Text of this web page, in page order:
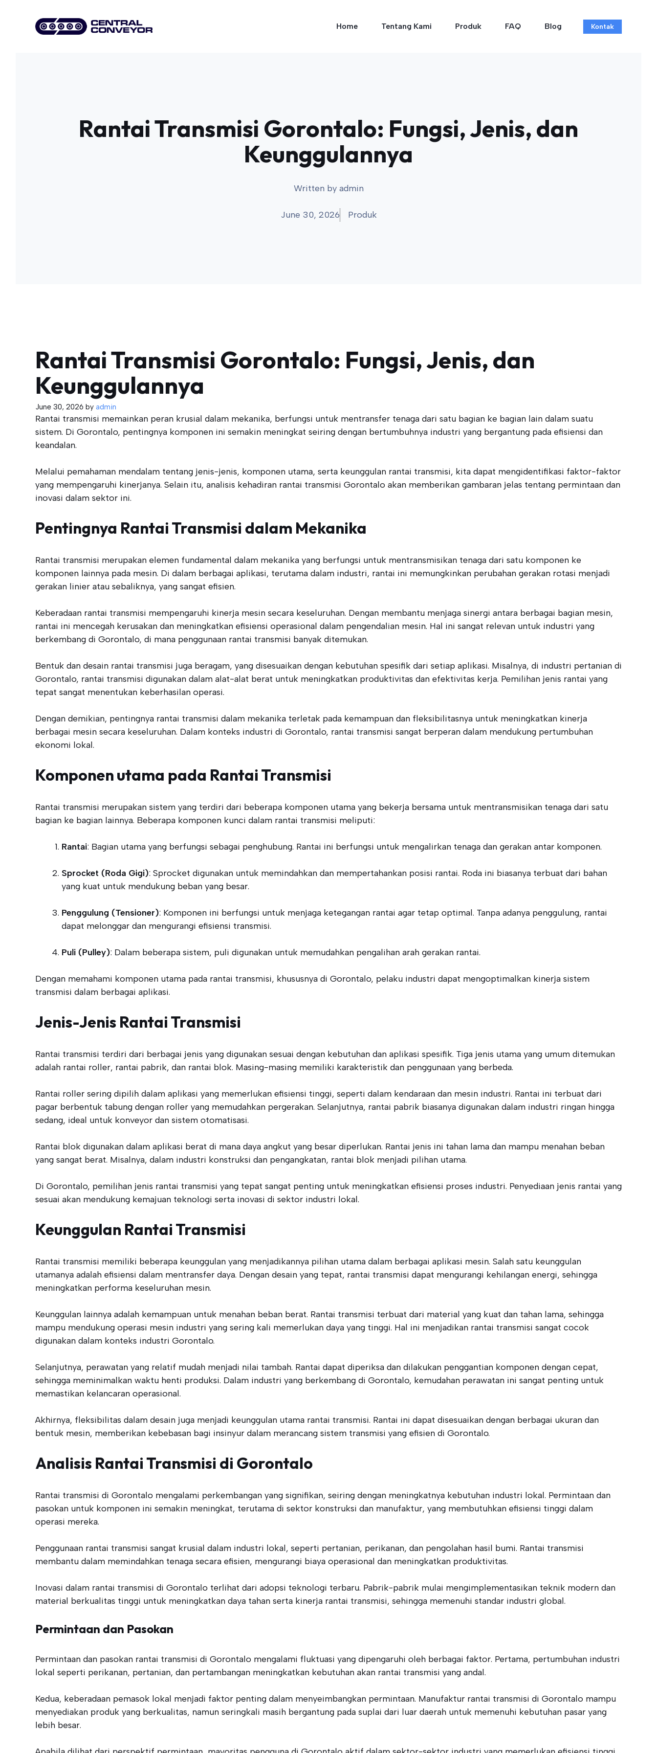
Home Tentang Kami Produk FAQ Blog Kontak
Rantai Transmisi Gorontalo: Fungsi, Jenis, dan
Keunggulannya
Written by admin
June 30, 2026 Produk
Rantai Transmisi Gorontalo: Fungsi, Jenis, dan
Keunggulannya
June 30, 2026 by admin
Rantai transmisi memainkan peran krusial dalam mekanika, berfungsi untuk mentransfer tenaga dari satu bagian ke bagian lain dalam suatu
sistem. Di Gorontalo, pentingnya komponen ini semakin meningkat seiring dengan bertumbuhnya industri yang bergantung pada efisiensi dan
keandalan.
Melalui pemahaman mendalam tentang jenis-jenis, komponen utama, serta keunggulan rantai transmisi, kita dapat mengidentifikasi faktor-faktor
yang mempengaruhi kinerjanya. Selain itu, analisis kehadiran rantai transmisi Gorontalo akan memberikan gambaran jelas tentang permintaan dan
inovasi dalam sektor ini.
Pentingnya Rantai Transmisi dalam Mekanika
Rantai transmisi merupakan elemen fundamental dalam mekanika yang berfungsi untuk mentransmisikan tenaga dari satu komponen ke
komponen lainnya pada mesin. Di dalam berbagai aplikasi, terutama dalam industri, rantai ini memungkinkan perubahan gerakan rotasi menjadi
gerakan linier atau sebaliknya, yang sangat efisien.
Keberadaan rantai transmisi mempengaruhi kinerja mesin secara keseluruhan. Dengan membantu menjaga sinergi antara berbagai bagian mesin,
rantai ini mencegah kerusakan dan meningkatkan efisiensi operasional dalam pengendalian mesin. Hal ini sangat relevan untuk industri yang
berkembang di Gorontalo, di mana penggunaan rantai transmisi banyak ditemukan.
Bentuk dan desain rantai transmisi juga beragam, yang disesuaikan dengan kebutuhan spesifik dari setiap aplikasi. Misalnya, di industri pertanian di
Gorontalo, rantai transmisi digunakan dalam alat-alat berat untuk meningkatkan produktivitas dan efektivitas kerja. Pemilihan jenis rantai yang
tepat sangat menentukan keberhasilan operasi.
Dengan demikian, pentingnya rantai transmisi dalam mekanika terletak pada kemampuan dan fleksibilitasnya untuk meningkatkan kinerja
berbagai mesin secara keseluruhan. Dalam konteks industri di Gorontalo, rantai transmisi sangat berperan dalam mendukung pertumbuhan
ekonomi lokal.
Komponen utama pada Rantai Transmisi
Rantai transmisi merupakan sistem yang terdiri dari beberapa komponen utama yang bekerja bersama untuk mentransmisikan tenaga dari satu
bagian ke bagian lainnya. Beberapa komponen kunci dalam rantai transmisi meliputi:
Rantai: Bagian utama yang berfungsi sebagai penghubung. Rantai ini berfungsi untuk mengalirkan tenaga dan gerakan antar komponen.
Sprocket (Roda Gigi): Sprocket digunakan untuk memindahkan dan mempertahankan posisi rantai. Roda ini biasanya terbuat dari bahan
yang kuat untuk mendukung beban yang besar.
Penggulung (Tensioner): Komponen ini berfungsi untuk menjaga ketegangan rantai agar tetap optimal. Tanpa adanya penggulung, rantai
dapat melonggar dan mengurangi efisiensi transmisi.
Puli (Pulley): Dalam beberapa sistem, puli digunakan untuk memudahkan pengalihan arah gerakan rantai.
Dengan memahami komponen utama pada rantai transmisi, khususnya di Gorontalo, pelaku industri dapat mengoptimalkan kinerja sistem
transmisi dalam berbagai aplikasi.
Jenis-Jenis Rantai Transmisi
Rantai transmisi terdiri dari berbagai jenis yang digunakan sesuai dengan kebutuhan dan aplikasi spesifik. Tiga jenis utama yang umum ditemukan
adalah rantai roller, rantai pabrik, dan rantai blok. Masing-masing memiliki karakteristik dan penggunaan yang berbeda.
Rantai roller sering dipilih dalam aplikasi yang memerlukan efisiensi tinggi, seperti dalam kendaraan dan mesin industri. Rantai ini terbuat dari
pagar berbentuk tabung dengan roller yang memudahkan pergerakan. Selanjutnya, rantai pabrik biasanya digunakan dalam industri ringan hingga
sedang, ideal untuk konveyor dan sistem otomatisasi.
Rantai blok digunakan dalam aplikasi berat di mana daya angkut yang besar diperlukan. Rantai jenis ini tahan lama dan mampu menahan beban
yang sangat berat. Misalnya, dalam industri konstruksi dan pengangkatan, rantai blok menjadi pilihan utama.
Di Gorontalo, pemilihan jenis rantai transmisi yang tepat sangat penting untuk meningkatkan efisiensi proses industri. Penyediaan jenis rantai yang
sesuai akan mendukung kemajuan teknologi serta inovasi di sektor industri lokal.
Keunggulan Rantai Transmisi
Rantai transmisi memiliki beberapa keunggulan yang menjadikannya pilihan utama dalam berbagai aplikasi mesin. Salah satu keunggulan
utamanya adalah efisiensi dalam mentransfer daya. Dengan desain yang tepat, rantai transmisi dapat mengurangi kehilangan energi, sehingga
meningkatkan performa keseluruhan mesin.
Keunggulan lainnya adalah kemampuan untuk menahan beban berat. Rantai transmisi terbuat dari material yang kuat dan tahan lama, sehingga
mampu mendukung operasi mesin industri yang sering kali memerlukan daya yang tinggi. Hal ini menjadikan rantai transmisi sangat cocok
digunakan dalam konteks industri Gorontalo.
Selanjutnya, perawatan yang relatif mudah menjadi nilai tambah. Rantai dapat diperiksa dan dilakukan penggantian komponen dengan cepat,
sehingga meminimalkan waktu henti produksi. Dalam industri yang berkembang di Gorontalo, kemudahan perawatan ini sangat penting untuk
memastikan kelancaran operasional.
Akhirnya, fleksibilitas dalam desain juga menjadi keunggulan utama rantai transmisi. Rantai ini dapat disesuaikan dengan berbagai ukuran dan
bentuk mesin, memberikan kebebasan bagi insinyur dalam merancang sistem transmisi yang efisien di Gorontalo.
Analisis Rantai Transmisi di Gorontalo
Rantai transmisi di Gorontalo mengalami perkembangan yang signifikan, seiring dengan meningkatnya kebutuhan industri lokal. Permintaan dan
pasokan untuk komponen ini semakin meningkat, terutama di sektor konstruksi dan manufaktur, yang membutuhkan efisiensi tinggi dalam
operasi mereka.
Penggunaan rantai transmisi sangat krusial dalam industri lokal, seperti pertanian, perikanan, dan pengolahan hasil bumi. Rantai transmisi
membantu dalam memindahkan tenaga secara efisien, mengurangi biaya operasional dan meningkatkan produktivitas.
Inovasi dalam rantai transmisi di Gorontalo terlihat dari adopsi teknologi terbaru. Pabrik-pabrik mulai mengimplementasikan teknik modern dan
material berkualitas tinggi untuk meningkatkan daya tahan serta kinerja rantai transmisi, sehingga memenuhi standar industri global.
Permintaan dan Pasokan
Permintaan dan pasokan rantai transmisi di Gorontalo mengalami fluktuasi yang dipengaruhi oleh berbagai faktor. Pertama, pertumbuhan industri
lokal seperti perikanan, pertanian, dan pertambangan meningkatkan kebutuhan akan rantai transmisi yang andal.
Kedua, keberadaan pemasok lokal menjadi faktor penting dalam menyeimbangkan permintaan. Manufaktur rantai transmisi di Gorontalo mampu
menyediakan produk yang berkualitas, namun seringkali masih bergantung pada suplai dari luar daerah untuk memenuhi kebutuhan pasar yang
lebih besar.